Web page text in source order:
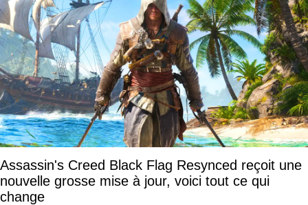
Assassin's Creed Black Flag Resynced reçoit une
nouvelle grosse mise à jour, voici tout ce qui
change